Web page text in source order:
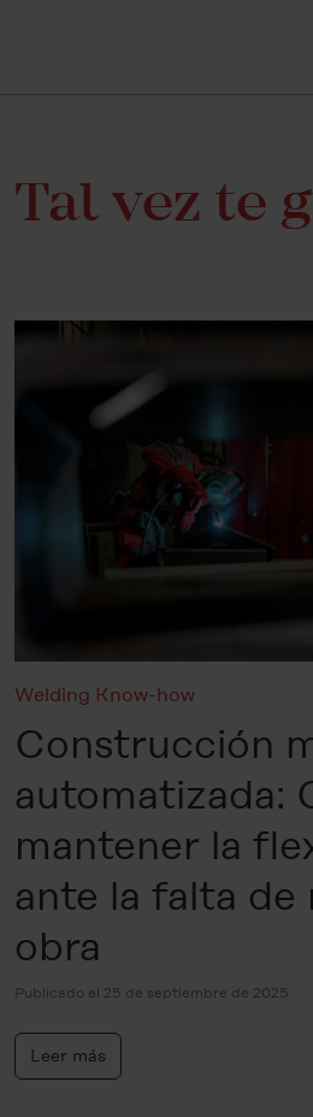
Tal vez te
Welding Know-how
Construcción
automatizada:
mantener la
ante la falta de
obra
Publicado el 25 de septiembre de 2025
Leer más